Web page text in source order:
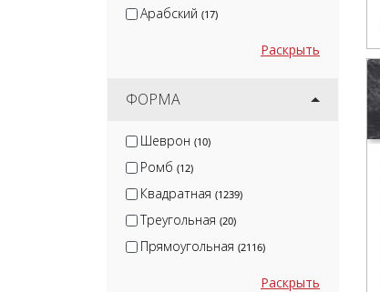
Арабский (17)
Раскрыть
ФОРМА
Шеврон (10)
Ромб (12)
Квадратная (1239)
Треугольная (20)
Прямоугольная (2116)
Раскрыть